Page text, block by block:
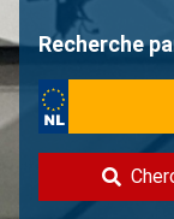
Recherche